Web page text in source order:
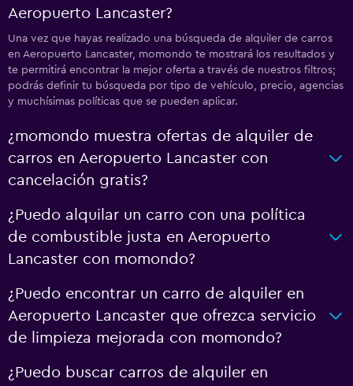
Aeropuerto Lancaster?
Una vez que hayas realizado una búsqueda de alquiler de carros
en Aeropuerto Lancaster, momondo te mostrará los resultados y
te permitirá encontrar la mejor oferta a través de nuestros filtros;
podrás definir tu búsqueda por tipo de vehículo, precio, agencias
y muchísimas políticas que se pueden aplicar.
¿momondo muestra ofertas de alquiler de
carros en Aeropuerto Lancaster con
cancelación gratis?
¿Puedo alquilar un carro con una política
de combustible justa en Aeropuerto
Lancaster con momondo?
¿Puedo encontrar un carro de alquiler en
Aeropuerto Lancaster que ofrezca servicio
de limpieza mejorada con momondo?
¿Puedo buscar carros de alquiler en